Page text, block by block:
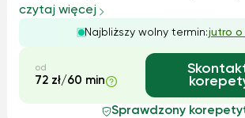
podopieczni zrozumieli omawiane
uczyli się ich na pamięć. Przygotowuję do
rozszerzonej z biologii ...
czytaj więcej
Najbliższy wolny termin:jutro o
od
72 zł/60 min
Sprawdzony